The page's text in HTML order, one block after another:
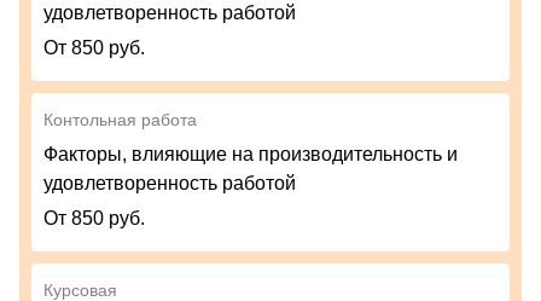
удовлетворенность работой
От 850 руб.
Контольная работа
Факторы, влияющие на производительность и
удовлетворенность работой
От 850 руб.
Курсовая